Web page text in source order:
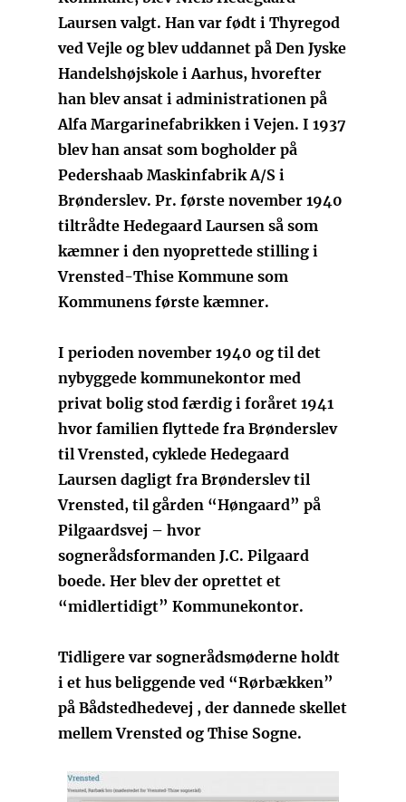
Laursen valgt. Han var født i Thyregod
ved Vejle og blev uddannet på Den Jyske
Handelshøjskole i Aarhus, hvorefter
han blev ansat i administrationen på
Alfa Margarinefabrikken i Vejen. I 1937
blev han ansat som bogholder på
Pedershaab Maskinfabrik A/S i
Brønderslev. Pr. første november 1940
tiltrådte Hedegaard Laursen så som
kæmner i den nyoprettede stilling i
Vrensted-Thise Kommune som
Kommunens første kæmner.
I perioden november 1940 og til det
nybyggede kommunekontor med
privat bolig stod færdig i foråret 1941
hvor familien flyttede fra Brønderslev
til Vrensted, cyklede Hedegaard
Laursen dagligt fra Brønderslev til
Vrensted, til gården “Høngaard” på
Pilgaardsvej – hvor
sognerådsformanden J.C. Pilgaard
boede. Her blev der oprettet et
“midlertidigt” Kommunekontor.
Tidligere var sognerådsmøderne holdt
i et hus beliggende ved “Rørbækken”
på Bådstedhedevej , der dannede skellet
mellem Vrensted og Thise Sogne.